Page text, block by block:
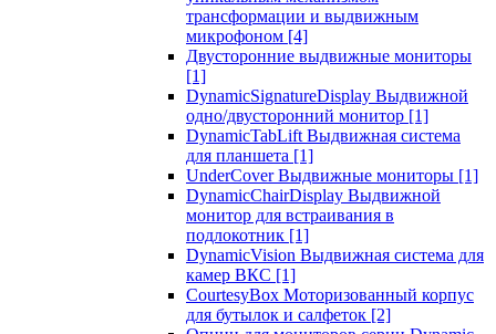
трансформации и выдвижным
микрофоном [4]
Двусторонние выдвижные мониторы
[1]
DynamicSignatureDisplay Выдвижной
одно/двусторонний монитор [1]
DynamicTabLift Выдвижная система
для планшета [1]
UnderCover Выдвижные мониторы [1]
DynamicChairDisplay Выдвижной
монитор для встраивания в
подлокотник [1]
DynamicVision Выдвижная система для
камер ВКС [1]
CourtesyBox Моторизованный корпус
для бутылок и салфеток [2]